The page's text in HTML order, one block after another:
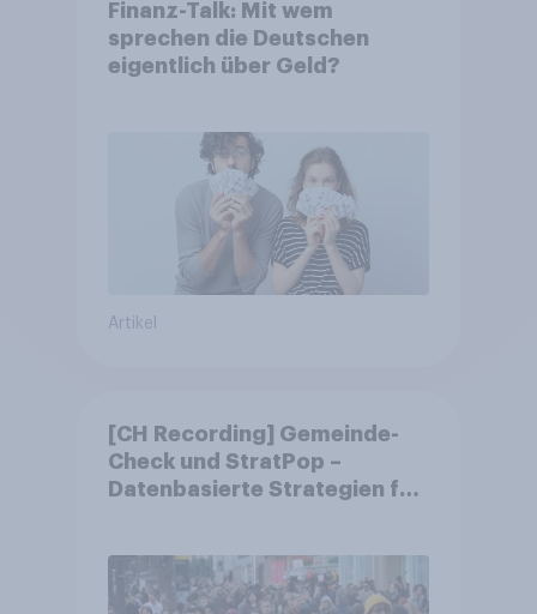
Finanz-Talk: Mit wem
sprechen die Deutschen
eigentlich über Geld?
Artikel
[CH Recording] Gemeinde-
Check und StratPop –
Datenbasierte Strategien für